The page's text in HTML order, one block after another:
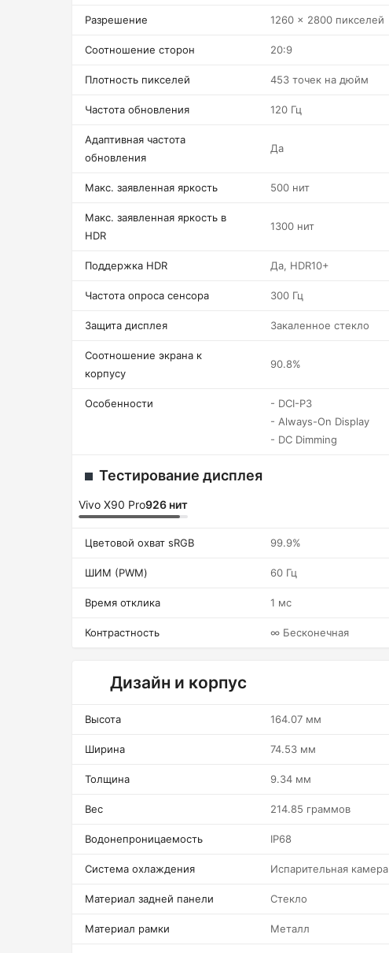
Разрешение 1260 x 2800 пикселей
Соотношение сторон 20:9
Плотность пикселей 453 точек на дюйм
Частота обновления 120 Гц
Адаптивная частота
обновления
Да
Макс. заявленная яркость 500 нит
Макс. заявленная яркость в
HDR
1300 нит
Поддержка HDR Да, HDR10+
Частота опроса сенсора 300 Гц
Защита дисплея Закаленное стекло
Соотношение экрана к
корпусу
90.8%
Особенности
- DCI-P3
- Always-On Display
- DC Dimming
Тестирование дисплея
Vivo X90 Pro926 нит
Цветовой охват sRGB 99.9%
ШИМ (PWM) 60 Гц
Время отклика 1 мс
Контрастность ∞ Бесконечная
Дизайн и корпус
Высота 164.07 мм
Ширина 74.53 мм
Толщина 9.34 мм
Вес 214.85 граммов
Водонепроницаемость IP68
Система охлаждения Испарительная камера
Материал задней панели Стекло
Материал рамки Металл